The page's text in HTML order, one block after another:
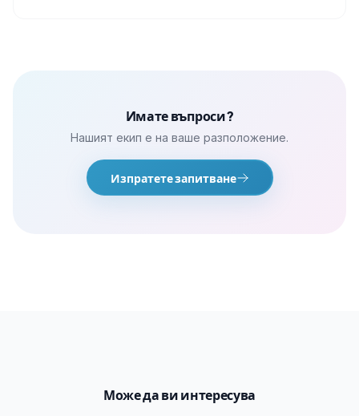
Имате въпроси?
Нашият екип е на ваше разположение.
Изпратете запитване
Може да ви интересува